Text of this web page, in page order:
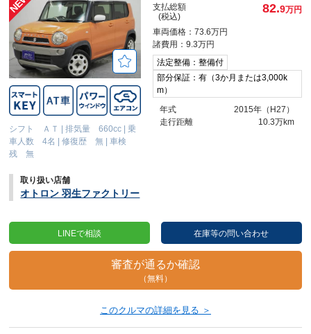
シフト ＡＴ |排気量 660cc |乗
車人数 4名
|修復歴 無 |車検
残 無
支払総額
(税込)
82.9万円
車両価格：73.6万円
諸費用：9.3万円
法定整備：整備付
部分保証：有（3か月または3,000k
m）
年式
2015年（H27）
走行距離
10.3万km
取り扱い店舗
オトロン 羽生ファクトリー
LINEで相談 在庫等の問い合わせ
審査が通るか確認
（無料）
このクルマの詳細を見る ＞